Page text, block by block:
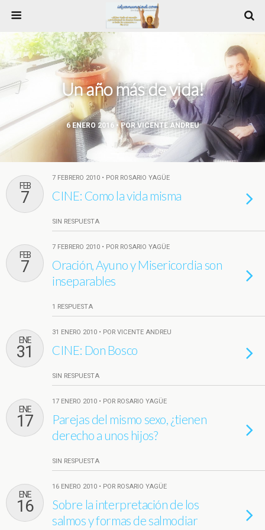
6 ENERO 2016 • POR VICENTE ANDREU
Un año más de vida!
FEB
7
7 FEBRERO 2010 • POR ROSARIO YAGÜE
CINE: Como la vida misma
SIN RESPUESTA
FEB
7
7 FEBRERO 2010 • POR ROSARIO YAGÜE
Oración, Ayuno y Misericordia son
inseparables
1 RESPUESTA
ENE
31
31 ENERO 2010 • POR VICENTE ANDREU
CINE: Don Bosco
SIN RESPUESTA
ENE
17
17 ENERO 2010 • POR ROSARIO YAGÜE
Parejas del mismo sexo, ¿tienen
derecho a unos hijos?
SIN RESPUESTA
ENE
16
16 ENERO 2010 • POR ROSARIO YAGÜE
Sobre la interpretación de los
salmos y formas de salmodiar